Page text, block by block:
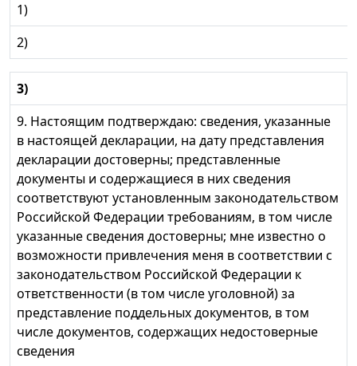
1)
2)
3)
9. Настоящим подтверждаю: сведения, указанные
в настоящей декларации, на дату представления
декларации достоверны; представленные
документы и содержащиеся в них сведения
соответствуют установленным законодательством
Российской Федерации требованиям, в том числе
указанные сведения достоверны; мне известно о
возможности привлечения меня в соответствии с
законодательством Российской Федерации к
ответственности (в том числе уголовной) за
представление поддельных документов, в том
числе документов, содержащих недостоверные
сведения